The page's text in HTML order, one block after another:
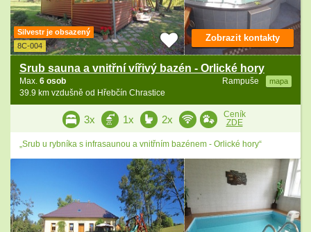
Silvestr je obsazený
8C-004
Srub sauna a vnitřní vířivý bazén - Orlické hory
Rampuše mapa
Max. 6 osob
39.9 km vzdušně od Hřebčín Chrastice
Zobrazit kontakty
3x 1x 2x
Ceník
ZDE
„Srub u rybníka s infrasaunou a vnitřním bazénem - Orlické hory“